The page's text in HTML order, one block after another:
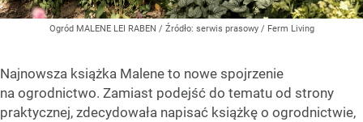
Ogród MALENE LEI RABEN / Źródło: serwis prasowy / Ferm Living
Najnowsza książka Malene to nowe spojrzenie
na ogrodnictwo. Zamiast podejść do tematu od strony
praktycznej, zdecydowała napisać książkę o ogrodnictwie,